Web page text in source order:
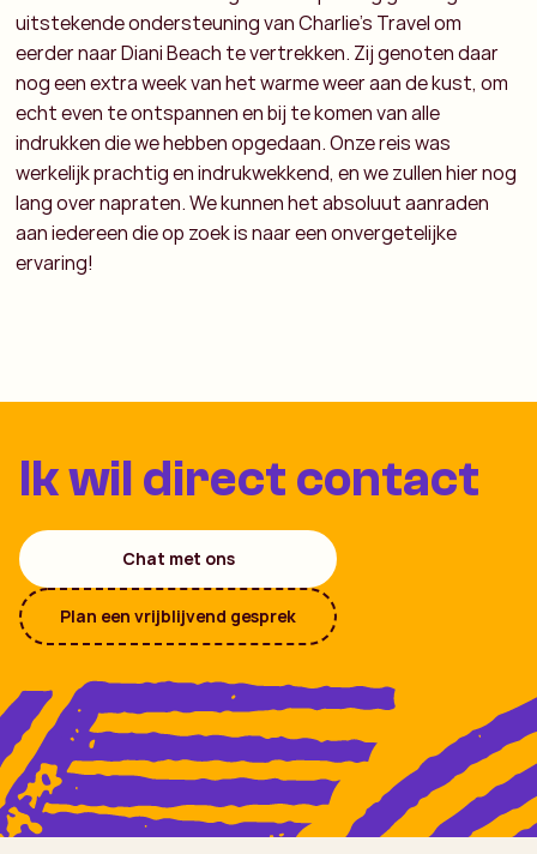
uitstekende ondersteuning van Charlie's Travel om
eerder naar Diani Beach te vertrekken. Zij genoten daar
nog een extra week van het warme weer aan de kust, om
echt even te ontspannen en bij te komen van alle
indrukken die we hebben opgedaan. Onze reis was
werkelijk prachtig en indrukwekkend, en we zullen hier nog
lang over napraten. We kunnen het absoluut aanraden
aan iedereen die op zoek is naar een onvergetelijke
ervaring!
Ik wil direct contact
Chat met ons
Plan een vrijblijvend gesprek